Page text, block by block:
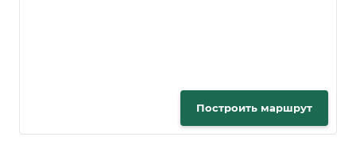
Построить маршрут